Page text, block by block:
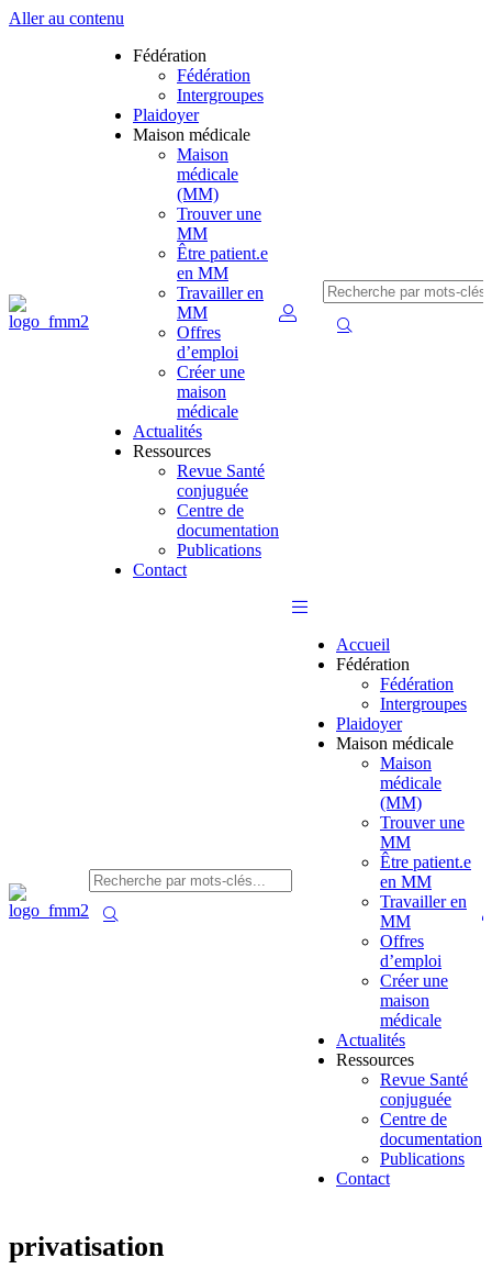
Aller au contenu
Fédération
Fédération
Intergroupes
Plaidoyer
Maison médicale
Maison
médicale
(MM)
Trouver une
MM
Être patient.e
en MM
Travailler en
MM
Offres
d’emploi
Créer une
maison
médicale
Actualités
Ressources
Revue Santé
conjuguée
Centre de
documentation
Publications
Contact
Accueil
Fédération
Fédération
Intergroupes
Plaidoyer
Maison médicale
Maison
médicale
(MM)
Trouver une
MM
Être patient.e
en MM
Travailler en
MM
Offres
d’emploi
Créer une
maison
médicale
Actualités
Ressources
Revue Santé
conjuguée
Centre de
documentation
Publications
Contact
privatisation